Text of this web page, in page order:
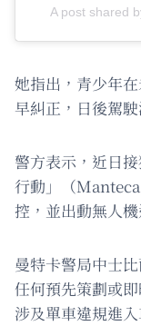
A post shared
她指出，青少年
早糾正，日後駕
警方表示，近日
行動」（
控，並出動無人
曼特卡警局中士
任何預先策劃或
涉及單車違規進